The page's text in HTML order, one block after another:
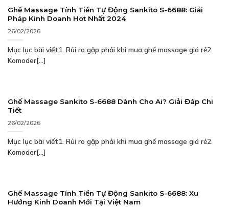
Ghế Massage Tính Tiền Tự Động Sankito S-6688: Giải
Pháp Kinh Doanh Hot Nhất 2024
26/02/2026
Mục lục bài viết1. Rủi ro gặp phải khi mua ghế massage giá rẻ2.
Komoder[...]
Ghế Massage Sankito S-6688 Dành Cho Ai? Giải Đáp Chi
Tiết
26/02/2026
Mục lục bài viết1. Rủi ro gặp phải khi mua ghế massage giá rẻ2.
Komoder[...]
Ghế Massage Tính Tiền Tự Động Sankito S-6688: Xu
Hướng Kinh Doanh Mới Tại Việt Nam